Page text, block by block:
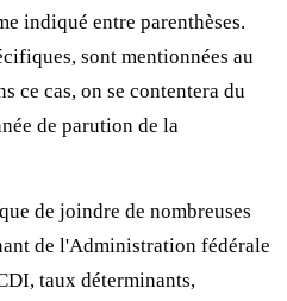
indiqué entre parenthèses.
sont mentionnées au
ce cas, on se contentera du
de parution de la
de joindre de nombreuses
de l'Administration fédérale
taux déterminants,